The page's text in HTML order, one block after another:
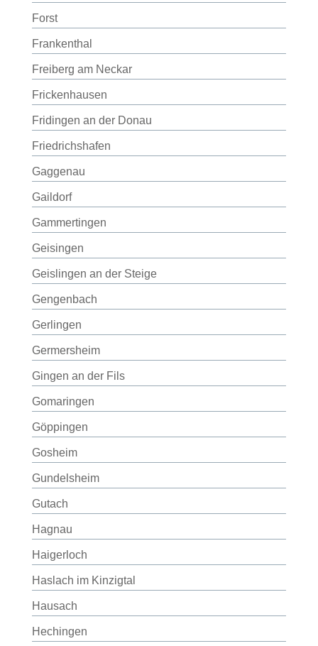
Forst
Frankenthal
Freiberg am Neckar
Frickenhausen
Fridingen an der Donau
Friedrichshafen
Gaggenau
Gaildorf
Gammertingen
Geisingen
Geislingen an der Steige
Gengenbach
Gerlingen
Germersheim
Gingen an der Fils
Gomaringen
Göppingen
Gosheim
Gundelsheim
Gutach
Hagnau
Haigerloch
Haslach im Kinzigtal
Hausach
Hechingen